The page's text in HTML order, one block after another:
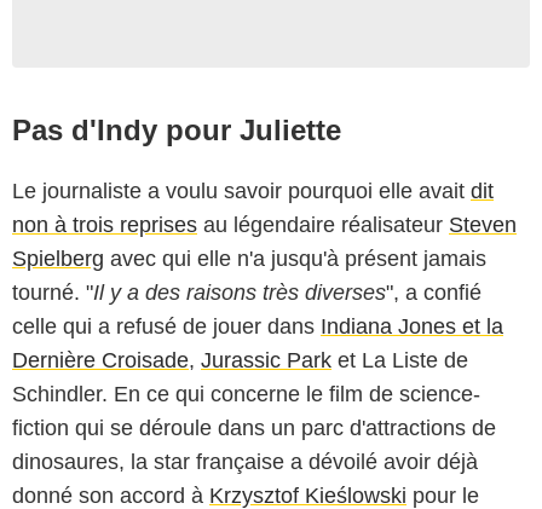
Pas d'Indy pour Juliette
Le journaliste a voulu savoir pourquoi elle avait dit
non à trois reprises au légendaire réalisateur Steven
Spielberg avec qui elle n'a jusqu'à présent jamais
tourné. "Il y a des raisons très diverses", a confié
celle qui a refusé de jouer dans Indiana Jones et la
Dernière Croisade, Jurassic Park et La Liste de
Schindler. En ce qui concerne le film de science-
fiction qui se déroule dans un parc d'attractions de
dinosaures, la star française a dévoilé avoir déjà
donné son accord à Krzysztof Kieślowski pour le